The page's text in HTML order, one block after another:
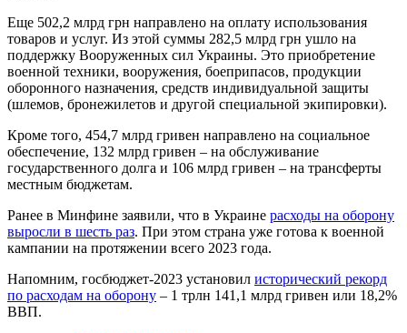
Еще 502,2 млрд грн направлено на оплату использования
товаров и услуг. Из этой суммы 282,5 млрд грн ушло на
поддержку Вооруженных сил Украины. Это приобретение
военной техники, вооружения, боеприпасов, продукции
оборонного назначения, средств индивидуальной защиты
(шлемов, бронежилетов и другой специальной экипировки).
Кроме того, 454,7 млрд гривен направлено на социальное
обеспечение, 132 млрд гривен – на обслуживание
государственного долга и 106 млрд гривен – на трансферты
местным бюджетам.
Ранее в Минфине заявили, что в Украине расходы на оборону
выросли в шесть раз. При этом страна уже готова к военной
кампании на протяжении всего 2023 года.
Напомним, госбюджет-2023 установил исторический рекорд
по расходам на оборону – 1 трлн 141,1 млрд гривен или 18,2%
ВВП.